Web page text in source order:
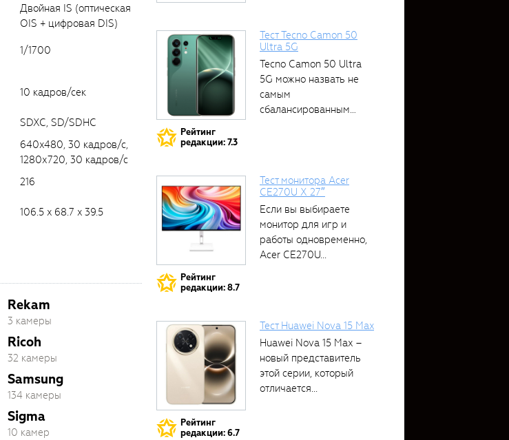
Двойная IS (оптическая
OIS + цифровая DIS)
1/1700
10 кадров/сек
SDXC, SD/SDHC
640x480, 30 кадров/с,
1280х720, 30 кадров/с
216
106.5 x 68.7 x 39.5
Rekam
3 камеры
Ricoh
32 камеры
Samsung
134 камеры
Sigma
10 камер
Рейтинг
редакции: 7.3
Тест Tecno Camon 50
Ultra 5G
Tecno Camon 50 Ultra
5G можно назвать не
самым
сбалансированным
Рейтинг
редакции: 8.7
Тест монитора Acer
CE270U X 27″
Если вы выбираете
монитор для игр и
работы одновременно,
Acer CE270U...
Рейтинг
редакции: 6.7
Тест Huawei Nova 15 Max
Huawei Nova 15 Max –
новый представитель
этой серии, который
отличается...